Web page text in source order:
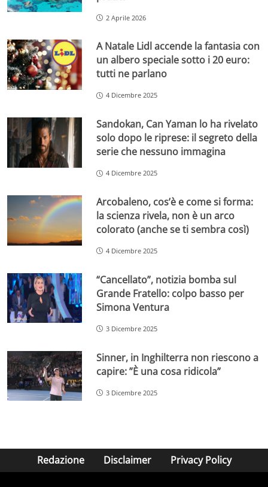
2 Aprile 2026
A Natale Lidl accende la fantasia con
un albero speciale sotto i 20 euro:
tutti ne parlano
4 Dicembre 2025
Sandokan, Can Yaman lo ha rivelato
solo dopo le riprese: il segreto della
serie che nessuno immagina
4 Dicembre 2025
Arcobaleno, cos’è e come si forma:
la scienza rivela, non è un arco
colorato (anche se ti sembra così)
4 Dicembre 2025
“Cancellato”, notizia bomba sul
Grande Fratello: colpo basso per
Simona Ventura
3 Dicembre 2025
Sinner, in Inghilterra non riescono a
capire: ”È una cosa ridicola”
3 Dicembre 2025
Redazione Disclaimer Privacy Policy